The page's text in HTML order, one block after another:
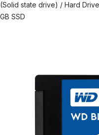
(Solid state drive) / Hard
GB SSD